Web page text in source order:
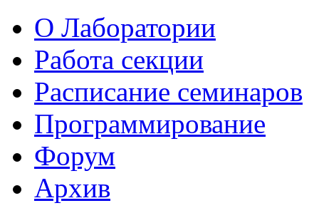
О Лаборатории
Работа секции
Расписание семинаров
Программирование
Форум
Архив